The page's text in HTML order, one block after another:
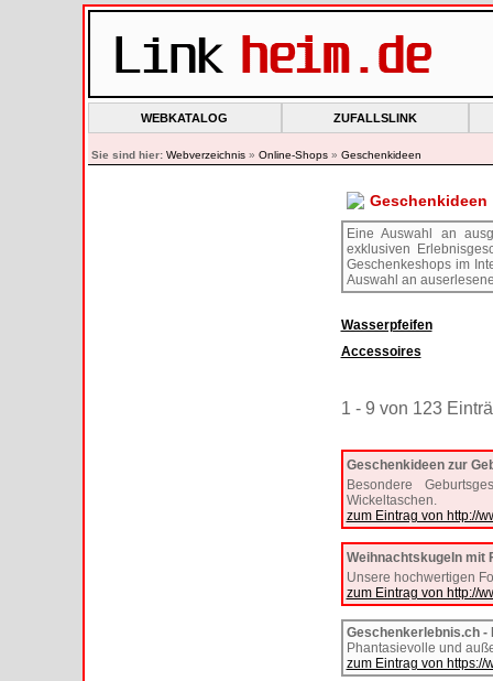
WEBKATALOG ZUFALLSLINK
Sie sind hier: Webverzeichnis» Online-Shops» Geschenkideen
Geschenkideen
Eine Auswahl an
exklusiven
Geschenkeshops im
Auswahl an
Wasserpfeifen
Accessoires
1 - 9 von 123
Geschenkideen zur
Besondere
Wickeltaschen.
zum Eintrag von http://
Weihnachtskugeln mit
Unsere hochwertigen
zum Eintrag von http://
Geschenkerlebnis.ch -
Phantasievolle und
zum Eintrag von https://